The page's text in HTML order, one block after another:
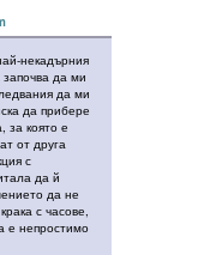
некадърния
да ми
да ми
да прибере
за която е
от друга
с
да й
да не
с часове,
е непростимо